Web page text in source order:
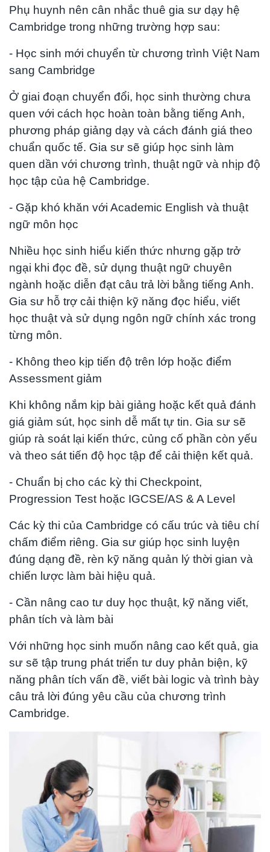
Phụ huynh nên cân nhắc thuê gia sư dạy hệ
Cambridge trong những trường hợp sau:
- Học sinh mới chuyển từ chương trình Việt Nam
sang Cambridge
Ở giai đoạn chuyển đổi, học sinh thường chưa
quen với cách học hoàn toàn bằng tiếng Anh,
phương pháp giảng dạy và cách đánh giá theo
chuẩn quốc tế. Gia sư sẽ giúp học sinh làm
quen dần với chương trình, thuật ngữ và nhịp độ
học tập của hệ Cambridge.
- Gặp khó khăn với Academic English và thuật
ngữ môn học
Nhiều học sinh hiểu kiến thức nhưng gặp trở
ngại khi đọc đề, sử dụng thuật ngữ chuyên
ngành hoặc diễn đạt câu trả lời bằng tiếng Anh.
Gia sư hỗ trợ cải thiện kỹ năng đọc hiểu, viết
học thuật và sử dụng ngôn ngữ chính xác trong
từng môn.
- Không theo kịp tiến độ trên lớp hoặc điểm
Assessment giảm
Khi không nắm kịp bài giảng hoặc kết quả đánh
giá giảm sút, học sinh dễ mất tự tin. Gia sư sẽ
giúp rà soát lại kiến thức, củng cố phần còn yếu
và theo sát tiến độ học tập để cải thiện kết quả.
- Chuẩn bị cho các kỳ thi Checkpoint,
Progression Test hoặc IGCSE/AS & A Level
Các kỳ thi của Cambridge có cấu trúc và tiêu chí
chấm điểm riêng. Gia sư giúp học sinh luyện
đúng dạng đề, rèn kỹ năng quản lý thời gian và
chiến lược làm bài hiệu quả.
- Cần nâng cao tư duy học thuật, kỹ năng viết,
phân tích và làm bài
Với những học sinh muốn nâng cao kết quả, gia
sư sẽ tập trung phát triển tư duy phản biện, kỹ
năng phân tích vấn đề, viết bài logic và trình bày
câu trả lời đúng yêu cầu của chương trình
Cambridge.